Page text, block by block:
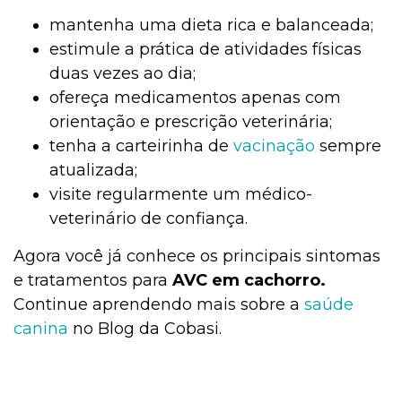
mantenha uma dieta rica e balanceada;
estimule a prática de atividades físicas
duas vezes ao dia;
ofereça medicamentos apenas com
orientação e prescrição veterinária;
tenha a carteirinha de vacinação sempre
atualizada;
visite regularmente um médico-
veterinário de confiança.
Agora você já conhece os principais sintomas
e tratamentos para AVC em cachorro.
Continue aprendendo mais sobre a saúde
canina no Blog da Cobasi.